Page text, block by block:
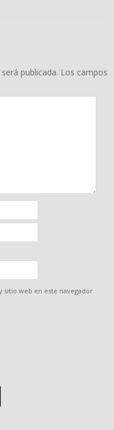
publicada. Los campos
web en este navegador